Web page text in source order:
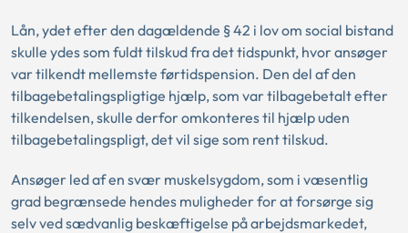
Lån, ydet efter den dagældende § 42 i lov om social bistand
skulle ydes som fuldt tilskud fra det tidspunkt, hvor ansøger
var tilkendt mellemste førtidspension. Den del af den
tilbagebetalingspligtige hjælp, som var tilbagebetalt efter
tilkendelsen, skulle derfor omkonteres til hjælp uden
tilbagebetalingspligt, det vil sige som rent tilskud.
Ansøger led af en svær muskelsygdom, som i væsentlig
grad begrænsede hendes muligheder for at forsørge sig
selv ved sædvanlig beskæftigelse på arbejdsmarkedet,